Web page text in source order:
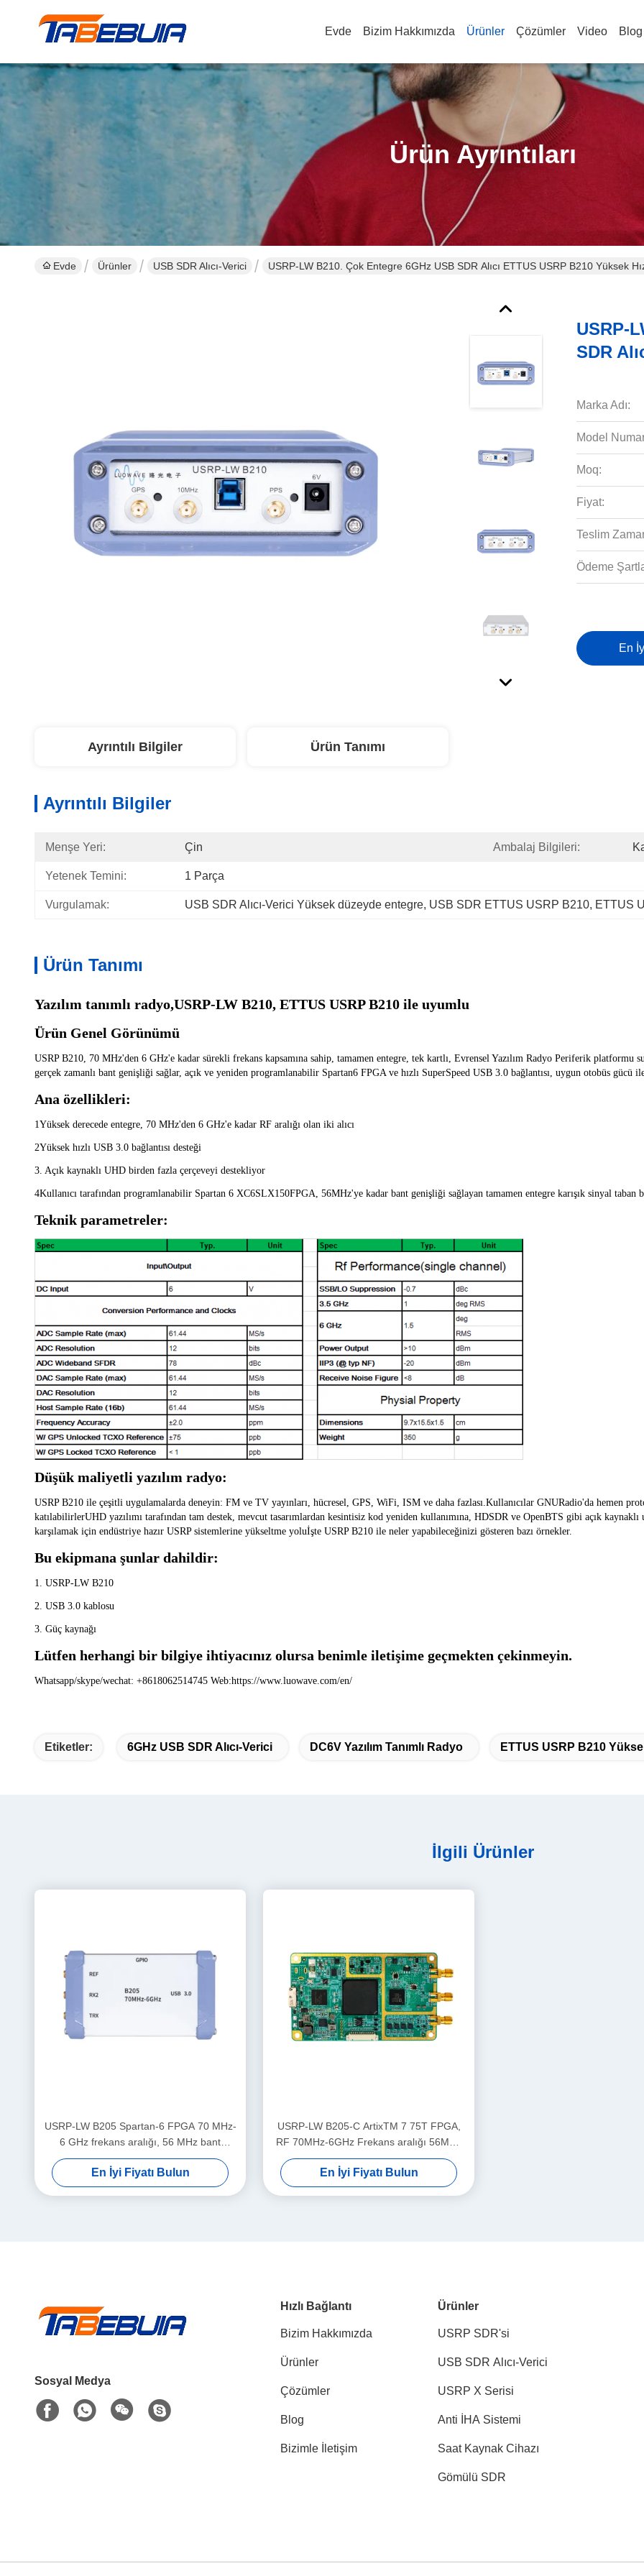
Evde Bizim Hakkımızda Ürünler Çözümler Video Blog
Ürün Ayrıntıları
Evde Ürünler USB SDR Alıcı-Verici USRP-LW B210. Çok Entegre 6GHz USB SDR Alıcı ETTUS USRP B210 Yüksek
USRP-
SDR
Marka Adı:
Model
Moq:
Fiyat:
Teslim
Ödeme
En
Ayrıntılı Bilgiler Ürün Tanımı
Ayrıntılı Bilgiler
Menşe Yeri: Çin Ambalaj Bilgileri:
Yetenek Temini: 1 Parça
Vurgulamak: USB SDR Alıcı-Verici Yüksek düzeyde entegre, USB SDR ETTUS USRP B210, ETTUS
Ürün Tanımı
Yazılım tanımlı radyo,USRP-LW B210, ETTUS USRP B210 ile uyumlu
Ürün Genel Görünümü
USRP B210, 70 MHz'den 6 GHz'e kadar sürekli frekans kapsamına sahip, tamamen entegre, tek kartlı, Evrensel Yazılım Radyo Periferik platformu
gerçek zamanlı bant genişliği sağlar, açık ve yeniden programlanabilir Spartan6 FPGA ve hızlı SuperSpeed USB 3.0 bağlantısı, uygun otobüs gücü
Ana özellikleri:
1Yüksek derecede entegre, 70 MHz'den 6 GHz'e kadar RF aralığı olan iki alıcı
2Yüksek hızlı USB 3.0 bağlantısı desteği
3. Açık kaynaklı UHD birden fazla çerçeveyi destekliyor
4Kullanıcı tarafından programlanabilir Spartan 6 XC6SLX150FPGA, 56MHz'ye kadar bant genişliği sağlayan tamamen entegre karışık sinyal taban
Teknik parametreler:
Düşük maliyetli yazılım radyo:
USRP B210 ile çeşitli uygulamalarda deneyin: FM ve TV yayınları, hücresel, GPS, WiFi, ISM ve daha fazlası.Kullanıcılar GNURadio'da hemen
katılabilirlerUHD yazılımı tarafından tam destek, mevcut tasarımlardan kesintisiz kod yeniden kullanımına, HDSDR ve OpenBTS gibi açık
karşılamak için endüstriye hazır USRP sistemlerine yükseltme yoluİşte USRP B210 ile neler yapabileceğinizi gösteren bazı örnekler.
Bu ekipmana şunlar dahildir:
1. USRP-LW B210
2. USB 3.0 kablosu
3. Güç kaynağı
Lütfen herhangi bir bilgiye ihtiyacınız olursa benimle iletişime geçmekten çekinmeyin.
Whatsapp/skype/wechat: +8618062514745 Web:https://www.luowave.com/en/
Etiketler: 6GHz USB SDR Alıcı-Verici DC6V Yazılım Tanımlı Radyo ETTUS USRP B210
İlgili Ürünler
USRP-LW B205 Spartan-6 FPGA 70 MHz-
6 GHz frekans aralığı, 56 MHz bant
genişliği 1T1R USRP SDR
En İyi Fiyatı Bulun
USRP-LW B205-C ArtixTM 7 75T FPGA,
RF 70MHz-6GHz Frekans aralığı 56MHz
Bant Genişliği 1T1R USRP SDR
En İyi Fiyatı Bulun
Sosyal Medya
Hızlı Bağlantı
Bizim Hakkımızda
Ürünler
Çözümler
Blog
Bizimle İletişim
Ürünler
USRP SDR'si
USB SDR Alıcı-Verici
USRP X Serisi
Anti İHA Sistemi
Saat Kaynak Cihazı
Gömülü SDR